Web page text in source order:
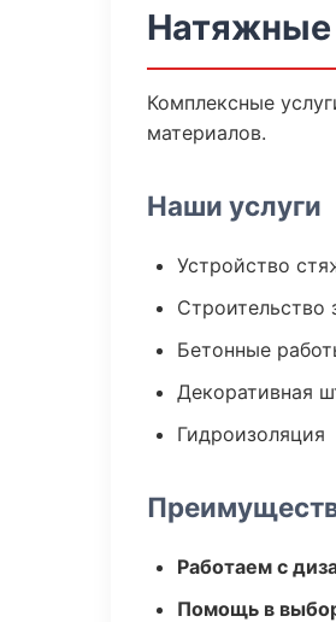
Натяжные
Комплексные
материалов.
Наши услуги
Устройство
Строительство
Бетонные
Декоративная
Гидроизоляция
Работаем с
Помощь в